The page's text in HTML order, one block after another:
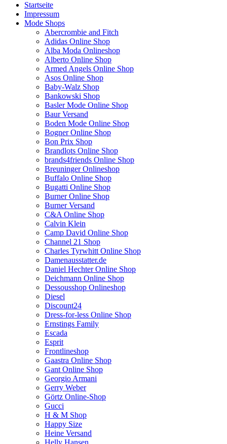
Startseite
Impressum
Mode Shops
Abercrombie and Fitch
Adidas Online Shop
Alba Moda Onlineshop
Alberto Online Shop
Armed Angels Online Shop
Asos Online Shop
Baby-Walz Shop
Bankowski Shop
Basler Mode Online Shop
Baur Versand
Boden Mode Online Shop
Bogner Online Shop
Bon Prix Shop
Brandlots Online Shop
brands4friends Online Shop
Breuninger Onlineshop
Buffalo Online Shop
Bugatti Online Shop
Burner Online Shop
Burner Versand
C&A Online Shop
Calvin Klein
Camp David Online Shop
Channel 21 Shop
Charles Tyrwhitt Online Shop
Damenausstatter.de
Daniel Hechter Online Shop
Deichmann Online Shop
Dessousshop Onlineshop
Diesel
Discount24
Dress-for-less Online Shop
Ernstings Family
Escada
Esprit
Frontlineshop
Gaastra Online Shop
Gant Online Shop
Georgio Armani
Gerry Weber
Görtz Online-Shop
Gucci
H & M Shop
Happy Size
Heine Versand
Helly Hansen